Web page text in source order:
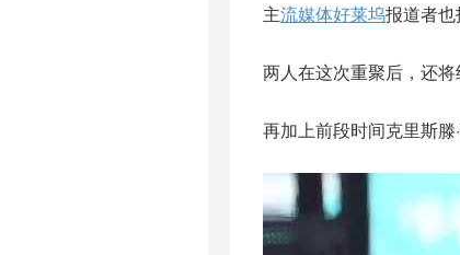
主流媒体好莱坞报道者
两人在这次重聚后，还将
再加上前段时间克里斯滕